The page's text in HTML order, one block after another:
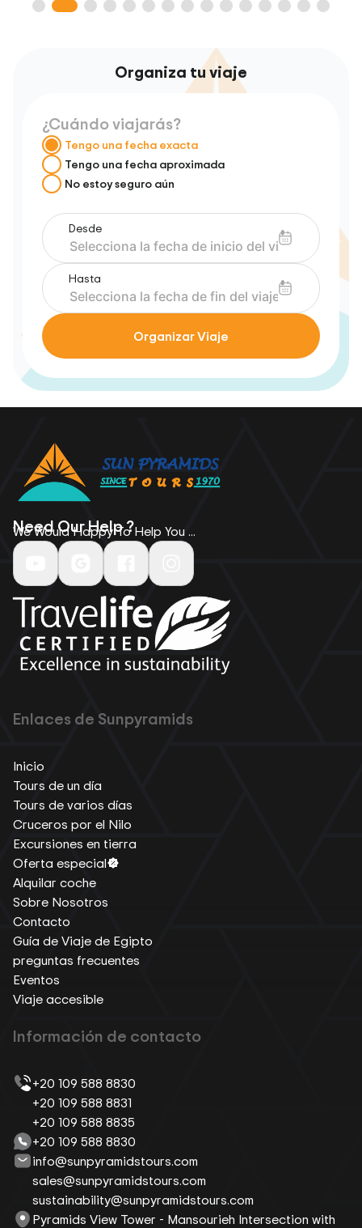
Organiza tu viaje
¿Cuándo viajarás?
Tengo una fecha exacta
Tengo una fecha aproximada
No estoy seguro aún
Desde
Hasta
Organizar Viaje
Need Our Help ?
We Would Happy To Help You ...
Enlaces de Sunpyramids
Inicio
Tours de un día
Tours de varios días
Cruceros por el Nilo
Excursiones en tierra
Oferta especial
Alquilar coche
Sobre Nosotros
Contacto
Guía de Viaje de Egipto
preguntas frecuentes
Eventos
Viaje accesible
Información de contacto
+20 109 588 8830
+20 109 588 8831
+20 109 588 8835
+20 109 588 8830
info@sunpyramidstours.com
sales@sunpyramidstours.com
sustainability@sunpyramidstours.com
Pyramids View Tower - Mansourieh Intersection with